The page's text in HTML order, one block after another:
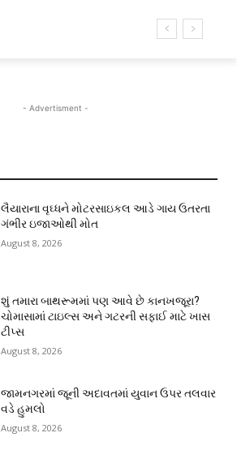
- Advertisment -
લૈયારાના વૃઘ્ધને મોટરસાઇકલ આડે ગાય ઉતરતા
ગંભીર ઇજાઓથી મોત
August 8, 2026
શું તમારા બાથરૂમમાં પણ આવે છે કાનખજૂરા?
ચોમાસામાં ટાઇલ્સ અને ગટરની સફાઈ માટે ખાસ
ટીપ્સ
August 8, 2026
જામનગરમાં જૂની અદાવતમાં યુવાન ઉપર તલવાર
વડે હુમલો
August 8, 2026